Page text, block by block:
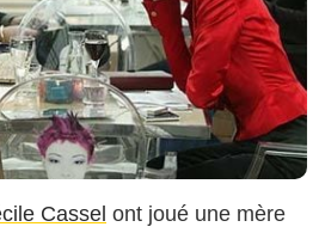
Cassel ont joué une mère